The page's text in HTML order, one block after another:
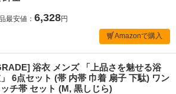
最安値： 6,328円
Amazonで購入
浴衣 メンズ 「上品さを魅せる浴
6点セット (帯 内帯 巾着 扇子 下駄) ワン
チ帯 セット (M, 黒しじら)